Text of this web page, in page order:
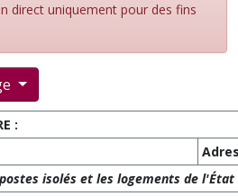
direct uniquement pour des fins
:
isolés et les logements de l'État